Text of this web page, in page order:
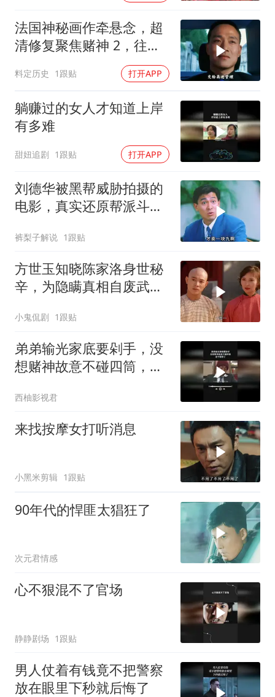
法国神秘画作牵悬念，超
清修复聚焦赌神 2，往昔
料定历史 1跟贴 打开APP
躺赚过的女人才知道上岸
有多难
甜妞追剧 1跟贴 打开APP
刘德华被黑帮威胁拍摄的
电影，真实还原帮派斗
裤梨子解说 1跟贴
方世玉知晓陈家洛身世秘
辛，为隐瞒真相自废武
小鬼侃剧 1跟贴
弟弟输光家底要剁手，没
想赌神故意不碰四筒，老
西柚影视君
来找按摩女打听消息
小黑米剪辑 1跟贴
90年代的悍匪太猖狂了
次元君情感
心不狠混不了官场
静静剧场 1跟贴
男人仗着有钱竟不把警察
放在眼里下秒就后悔了